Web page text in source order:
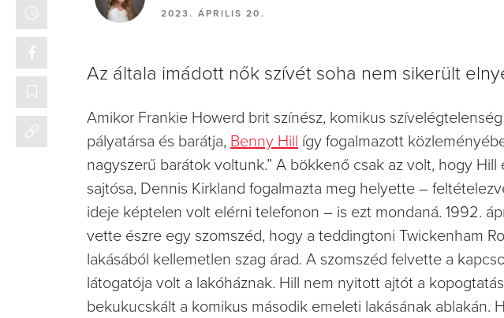
2023. ÁPRILIS 20.
Az általa imádott nők szívét soha nem sikerült
Amikor Frankie Howerd brit színész, komikus
pályatársa és barátja, Benny Hill így fogalmazott
nagyszerű barátok voltunk.” A bökkenő csak az volt, hogy
sajtósa, Dennis Kirkland fogalmazta meg helyette –
ideje képtelen volt elérni telefonon – is ezt mondaná. 1992.
vette észre egy szomszéd, hogy a teddingtoni Twickenham
lakásából kellemetlen szag árad. A szomszéd felvette a
látogatója volt a lakóháznak. Hill nem nyitott ajtót a
bekukucskált a komikus második emeleti lakásának ablakán.